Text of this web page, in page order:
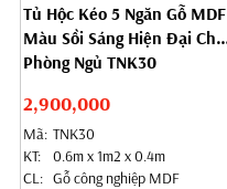
Tủ Hộc Kéo 5 Ngăn Gỗ MDF
Màu Sồi Sáng Hiện Đại Cho
Phòng Ngủ TNK30
2,900,000
Mã: TNK30
KT:
0.6m x 1m2 x 0.4m
CL: Gỗ công nghiệp MDF